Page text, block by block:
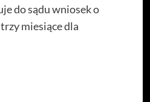
do sądu wniosek o
miesiące dla